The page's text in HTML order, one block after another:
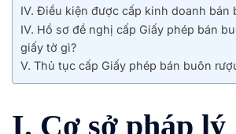
IV. Điều kiện được cấp kinh doanh bán
IV. Hồ sơ đề nghị cấp Giấy phép bán
giấy tờ gì?
V. Thủ tục cấp Giấy phép bán buôn
I. Cơ sở pháp lý